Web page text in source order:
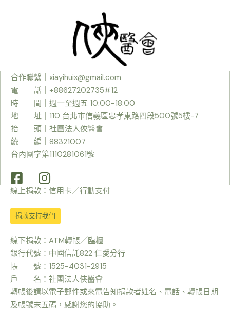
合作聯繫｜ xiayihuix@gmail.com
電 話｜+88627202735#12
時
間｜週一至週五 10:00-18:00
地 址｜110 台北市信義區忠孝東路四段500號5樓-7
抬 頭｜社團法人俠醫會
統 編｜88321007
台內團字第1110281061號
線上捐款：信用卡／行動支付
捐款支持我們
線下捐款：ATM轉帳／臨櫃
銀行代號：中國信託822 仁愛分行
帳 號：1525-4031-2915
戶 名：社團法人俠醫會
轉帳後請以電子郵件或來電告知捐款者姓名、電話、轉帳日期
及帳號末五碼，感謝您的協助。